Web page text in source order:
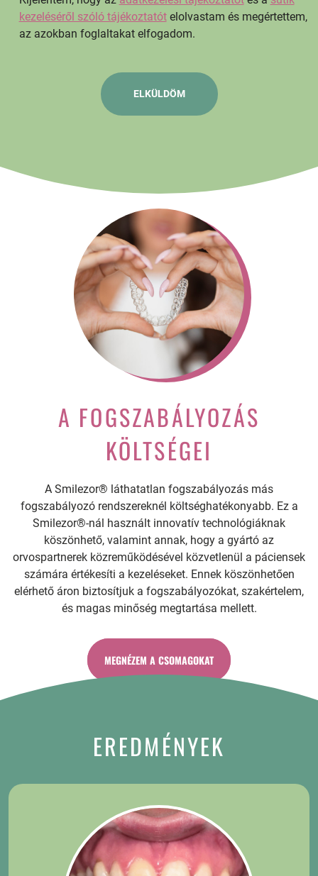
kezeléséről szóló tájékoztatótelolvastam és megértettem,
az azokban foglaltakat elfogadom.
A FOGSZABÁLYOZÁS
KÖLTSÉGEI
A Smilezor® láthatatlan fogszabályozás más
fogszabályozó rendszereknél költséghatékonyabb. Ez a
Smilezor®-nál használt innovatív technológiáknak
köszönhető, valamint annak, hogy a gyártó az
orvospartnerek közreműködésével közvetlenül a páciensek
számára értékesíti a kezeléseket. Ennek köszönhetően
elérhető áron biztosítjuk a fogszabályozókat, szakértelem,
és magas minőség megtartása mellett.
MEGNÉZEM A CSOMAGOKAT
EREDMÉNYEK